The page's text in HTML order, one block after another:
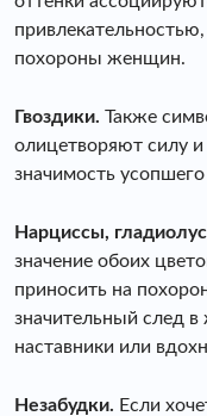
похороны женщин.
Гвоздики. Также
олицетворяют силу и
значимость
Нарциссы,
значение обоих
приносить на
значительный след
наставники или
Незабудки. Если